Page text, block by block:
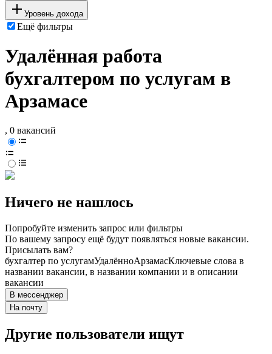
Уровень дохода
Ещё фильтры
Удалённая работа
бухгалтером по услугам в
Арзамасе
, 0 вакансий
Ничего не нашлось
Попробуйте изменить запрос или фильтры
По вашему запросу ещё будут появляться новые вакансии.
Присылать вам?
бухгалтер по услугамУдалённоАрзамасКлючевые слова в
названии вакансии, в названии компании и в описании
вакансии
В мессенджер
На почту
Другие пользователи ищут